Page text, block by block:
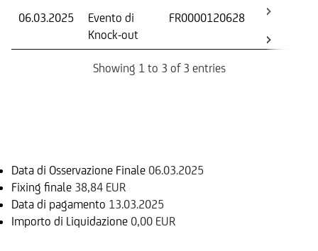
06.03.2025
Evento di
Knock-out
FR0000120628
Showing 1 to 3 of 3 entries
Data di Osservazione Finale 06.03.2025
Fixing finale 38,84 EUR
Data di pagamento 13.03.2025
Importo di Liquidazione 0,00 EUR